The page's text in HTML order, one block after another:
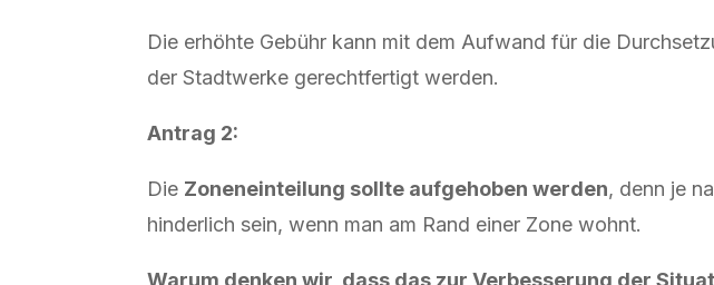
Die erhöhte Gebühr kann mit dem Aufwand für die
der Stadtwerke gerechtfertigt werden.
Antrag 2:
Die Zoneneinteilung sollte aufgehoben werden, denn je
hinderlich sein, wenn man am Rand einer Zone wohnt.